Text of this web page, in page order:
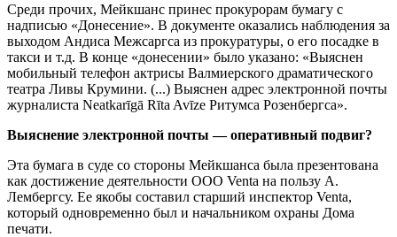
Среди прочих, Мейкшанс принес прокурорам бумагу с
надписью «Донесение». В документе оказались наблюдения за
выходом Андиса Межсаргса из прокуратуры, о его посадке в
такси и т.д. В конце «донесении» было указано: «Выяснен
мобильный телефон актрисы Валмиерского драматического
театра Ливы Крумини. (...) Выяснен адрес электронной почты
журналиста Neatkarīgā Rīta Avīze Ритумса Розенбергса».
Выяснение электронной почты — оперативный подвиг?
Эта бумага в суде со стороны Мейкшанса была презентована
как достижение деятельности ООО Venta на пользу А.
Лембергсу. Ее якобы составил старший инспектор Venta,
который одновременно был и начальником охраны Дома
печати.